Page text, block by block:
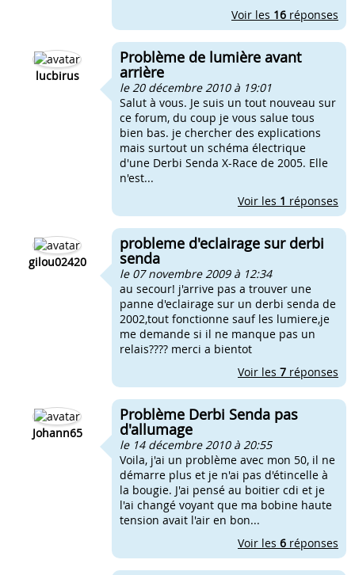
Voir les 16 réponses
lucbirus
Problème de lumière avant
arrière
le 20 décembre 2010 à 19:01
Salut à vous. Je suis un tout nouveau sur
ce forum, du coup je vous salue tous
bien bas. je chercher des explications
mais surtout un schéma électrique
d'une Derbi Senda X-Race de 2005. Elle
n'est...
Voir les 1 réponses
gilou02420
probleme d'eclairage sur derbi
senda
le 07 novembre 2009 à 12:34
au secour! j'arrive pas a trouver une
panne d'eclairage sur un derbi senda de
2002,tout fonctionne sauf les lumiere,je
me demande si il ne manque pas un
relais???? merci a bientot
Voir les 7 réponses
Johann65
Problème Derbi Senda pas
d'allumage
le 14 décembre 2010 à 20:55
Voila, j'ai un problème avec mon 50, il ne
démarre plus et je n'ai pas d'étincelle à
la bougie. J'ai pensé au boitier cdi et je
l'ai changé voyant que ma bobine haute
tension avait l'air en bon...
Voir les 6 réponses